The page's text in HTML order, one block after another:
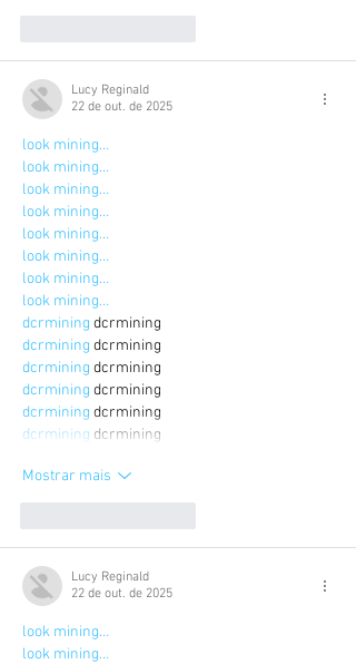
Lucy Reginald
22 de out. de 2025
look mining…
look mining…
look mining…
look mining…
look mining…
look mining…
look mining…
look mining…
dcrmining dcrmining
dcrmining dcrmining
dcrmining dcrmining
dcrmining dcrmining
dcrmining dcrmining
dcrmining dcrmining
Mostrar mais
Lucy Reginald
22 de out. de 2025
look mining…
look mining…